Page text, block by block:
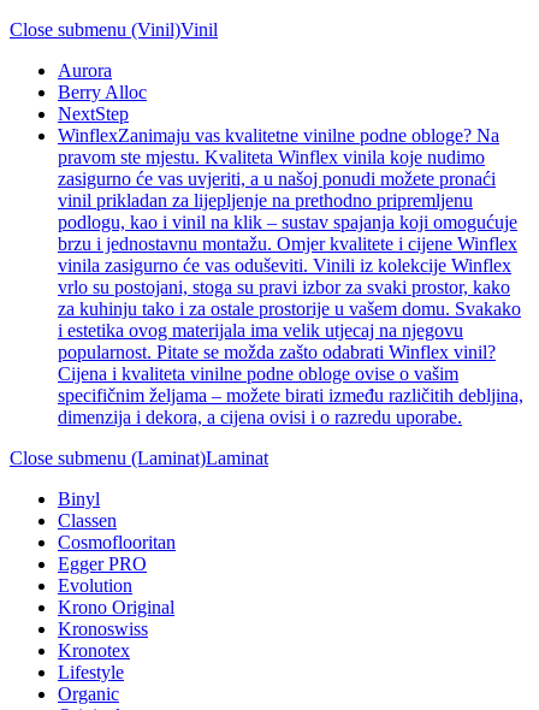
Close submenu (Vinil)Vinil
Aurora
Berry Alloc
NextStep
WinflexZanimaju vas kvalitetne vinilne podne obloge? Na
pravom ste mjestu. Kvaliteta Winflex vinila koje nudimo
zasigurno će vas uvjeriti, a u našoj ponudi možete pronaći
vinil prikladan za lijepljenje na prethodno pripremljenu
podlogu, kao i vinil na klik – sustav spajanja koji omogućuje
brzu i jednostavnu montažu. Omjer kvalitete i cijene Winflex
vinila zasigurno će vas oduševiti. Vinili iz kolekcije Winflex
vrlo su postojani, stoga su pravi izbor za svaki prostor, kako
za kuhinju tako i za ostale prostorije u vašem domu. Svakako
i estetika ovog materijala ima velik utjecaj na njegovu
popularnost. Pitate se možda zašto odabrati Winflex vinil?
Cijena i kvaliteta vinilne podne obloge ovise o vašim
specifičnim željama – možete birati između različitih debljina,
dimenzija i dekora, a cijena ovisi i o razredu uporabe.
Close submenu (Laminat)Laminat
Binyl
Classen
Cosmoflooritan
Egger PRO
Evolution
Krono Original
Kronoswiss
Kronotex
Lifestyle
Organic